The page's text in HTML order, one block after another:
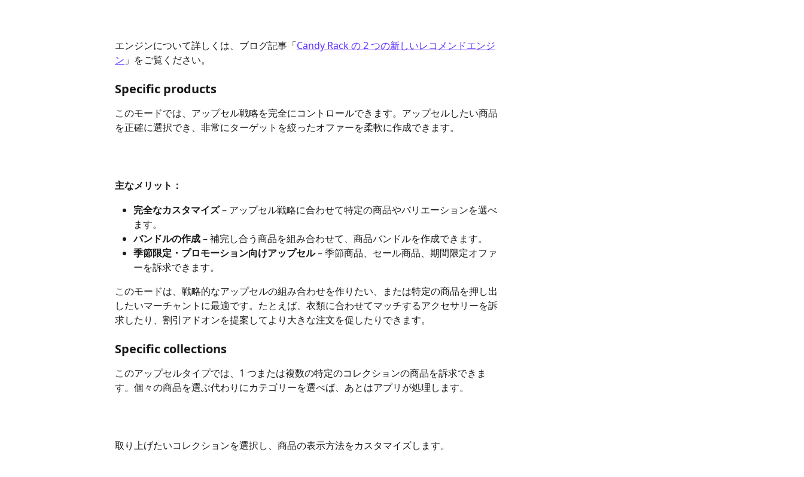
エンジンについて詳しくは、ブログ記事「Candy Rack の 2 つの新しいレコメンドエンジ
ン 」をご覧ください。
Specific products
このモードでは、アップセル戦略を完全にコントロールできます。アップセルしたい商品
を正確に選択でき、非常にターゲットを絞ったオファーを柔軟に作成できます。
主なメリット：
完全なカスタマイズ – アップセル戦略に合わせて特定の商品やバリエーションを選べ
ます。
バンドルの作成 – 補完し合う商品を組み合わせて、商品バンドルを作成できます。
季節限定・プロモーション向けアップセル – 季節商品、セール商品、期間限定オファ
ーを訴求できます。
このモードは、戦略的なアップセルの組み合わせを作りたい、または特定の商品を押し出
したいマーチャントに最適です。たとえば、衣類に合わせてマッチするアクセサリーを訴
求したり、割引アドオンを提案してより大きな注文を促したりできます。
Specific collections
このアップセルタイプでは、1 つまたは複数の特定のコレクションの商品を訴求できま
す。個々の商品を選ぶ代わりにカテゴリーを選べば、あとはアプリが処理します。
取り上げたいコレクションを選択し、商品の表示方法をカスタマイズします。